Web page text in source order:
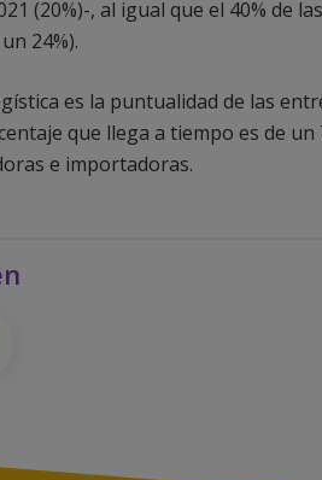
(20%)-, al igual que el 40% de
24%).
es la puntualidad de las
que llega a tiempo es de un
e importadoras.